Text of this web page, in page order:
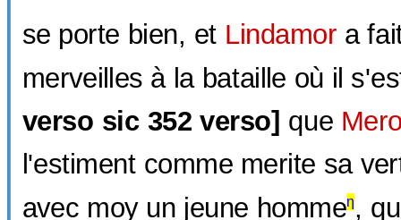
se porte bien, et Lindamora
merveilles à la bataille où il
verso sic352 verso] que
l'estiment comme merite sa
avec moy un jeune hommeη,